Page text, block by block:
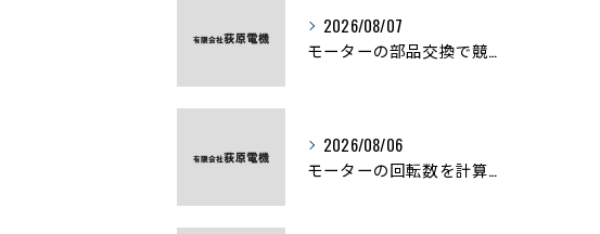
2026/08/07
モーターの部品交換で競艇予想力を高める基礎知識と実費負担のポイント
2026/08/06
モーターの回転数を計算から実践まで徹底解説